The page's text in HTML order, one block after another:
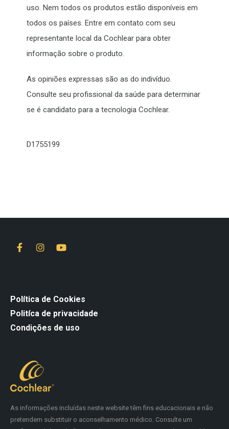
uso. Nem todos os produtos estão disponíveis em
todos os países. Entre em contato com seu
representante local da Cochlear para obter
informação sobre o produto.
As opiniões expressas são as do indivíduo.
Consulte seu profissional da saúde para determinar
se é candidato para a tecnologia Cochlear.
D1755199
As informações incluídas neste website têm fins educacionais e não
pretendem substituir o aconselhamento médico. Consulte um
Política de Cookies
Politíca de privacidade
Condições de uso